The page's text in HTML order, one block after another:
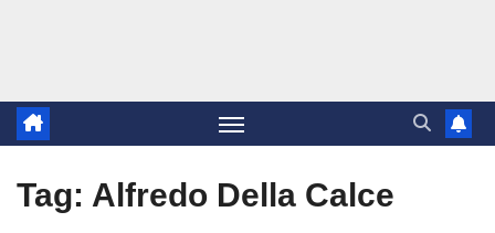
Tag: Alfredo Della Calce